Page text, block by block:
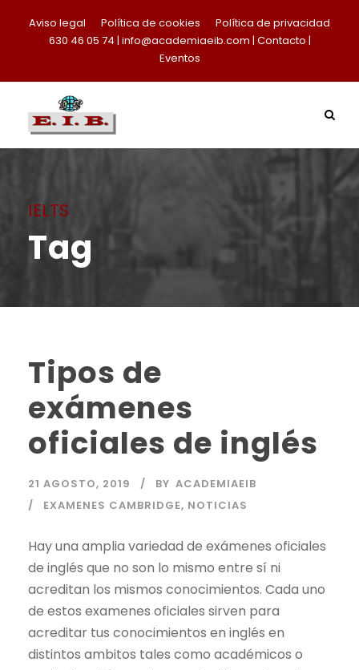
Aviso legal Política de cookies
Política de privacidad
630 46 05 74 | info@academiaeib.com | Contacto |
Eventos
IELTS
Tag
Tipos de
exámenes
oficiales de inglés
21 AGOSTO, 2019 BY ACADEMIAEIB
EXAMENES CAMBRIDGE, NOTICIAS
Hay una amplia variedad de exámenes oficiales
de inglés que no son lo mismo entre sí ni
acreditan los mismos conocimientos. Cada uno
de estos examenes oficiales sirven para
acreditar tus conocimientos en inglés en
distintos ambitos tales como académicos o